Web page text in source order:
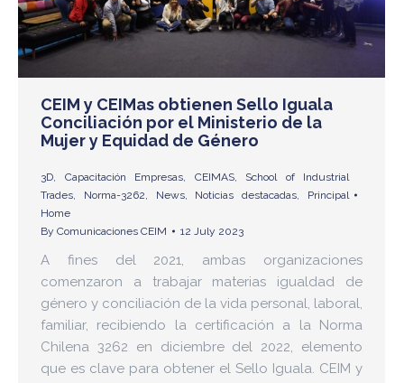
CEIM y CEIMas obtienen Sello Iguala
Conciliación por el Ministerio de la
Mujer y Equidad de Género
3D, Capacitación Empresas, CEIMAS, School of Industrial
Trades, Norma-3262, News, Noticias destacadas, Principal
Home
By Comunicaciones CEIM 12 July 2023
A fines del 2021, ambas organizaciones
comenzaron a trabajar materias igualdad de
género y conciliación de la vida personal, laboral,
familiar, recibiendo la certificación a la Norma
Chilena 3262 en diciembre del 2022, elemento
que es clave para obtener el Sello Iguala. CEIM y